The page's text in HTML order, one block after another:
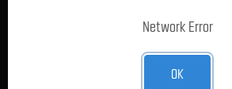
Network Error
OK